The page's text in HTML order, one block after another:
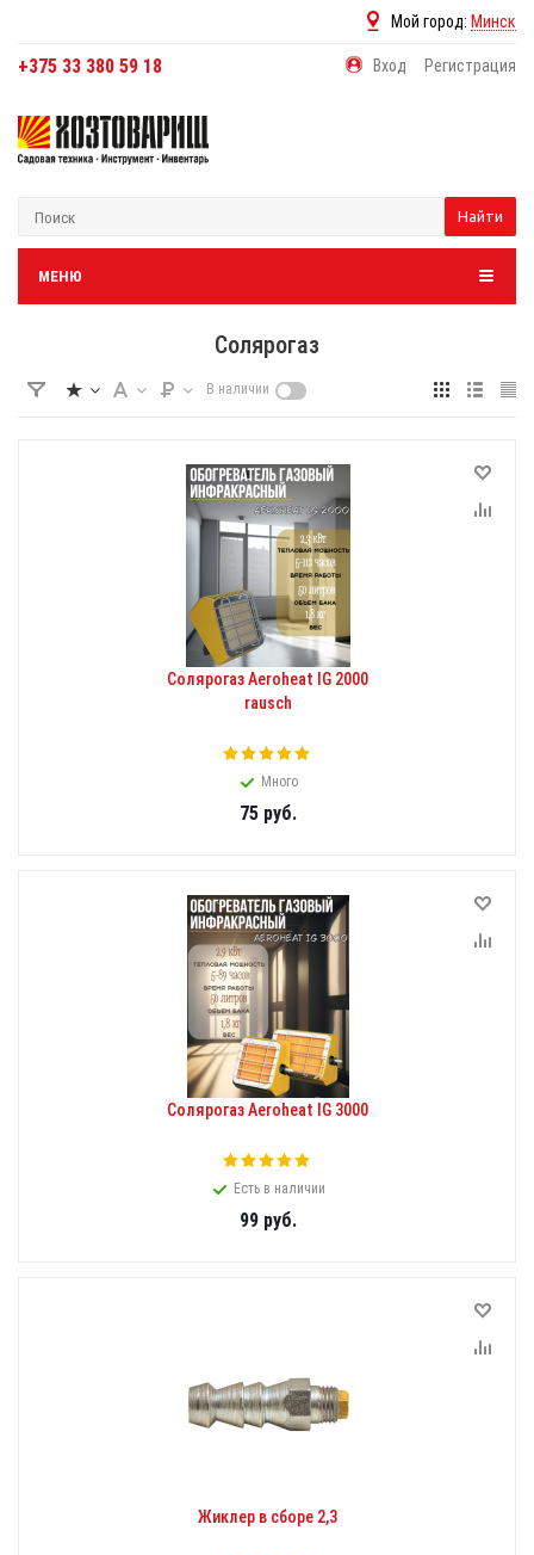
Мой город: Минск
+375 33 380 59 18 Вход Регистрация
Найти
МЕНЮ
Солярогаз
В наличии
Солярогаз Aeroheat IG 2000
rausch
Много
75руб.
Солярогаз Aeroheat IG 3000
Есть в наличии
99руб.
Жиклер в сборе 2,3